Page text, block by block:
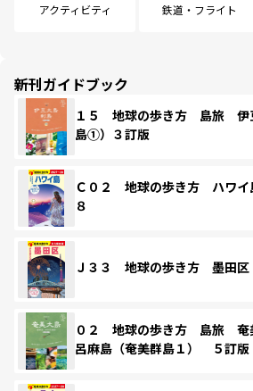
アクティビティ 鉄道・フライト
新刊ガイドブック
１５ 地球の歩き方 島旅 伊
島①）３訂版
Ｃ０２ 地球の歩き方 ハワイ
８
Ｊ３３ 地球の歩き方 墨田区
０２ 地球の歩き方 島旅
呂麻島（奄美群島１） ５訂版